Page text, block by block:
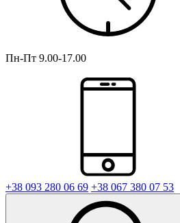
Пн-Пт 9.00-17.00
+38 093 280 06 69 +38 067 380 07 53